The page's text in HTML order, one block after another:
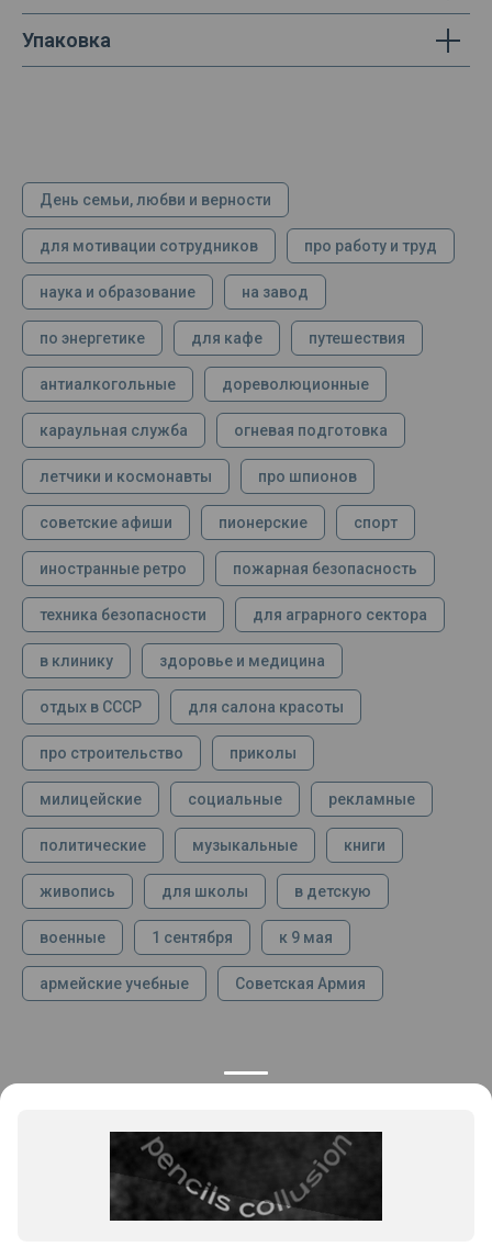
Упаковка
День семьи, любви и верности
для мотивации сотрудников про работу и труд
наука и образование на завод
по энергетике для кафе путешествия
антиалкогольные дореволюционные
караульная служба огневая подготовка
летчики и космонавты про шпионов
советские афиши пионерские спорт
иностранные ретро пожарная безопасность
техника безопасности для аграрного сектора
в клинику здоровье и медицина
отдых в СССР для салона красоты
про строительство приколы
милицейские социальные рекламные
политические музыкальные книги
живопись для школы в детскую
военные 1 сентября к 9 мая
армейские учебные Советская Армия
+7 925 282 34 40
ПРОДУКЦИЯ
Каталог